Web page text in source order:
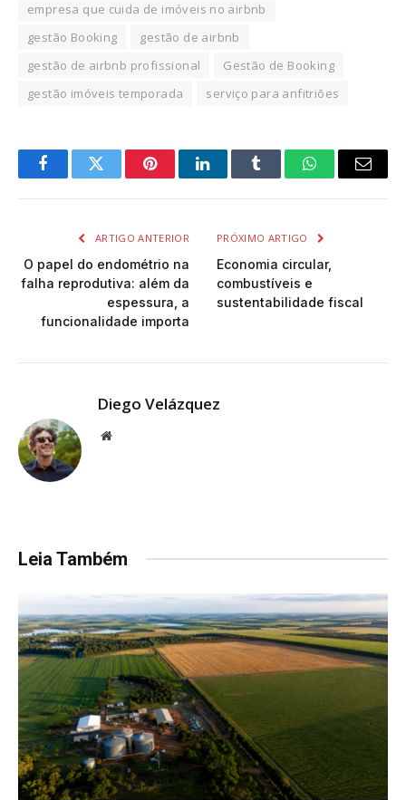
empresa que cuida de imóveis no airbnb
gestão Booking
gestão de airbnb
gestão de airbnb profissional
Gestão de Booking
gestão imóveis temporada
serviço para anfitriões
FacebookTwitter PinterestLinkedInTumblr WhatsAppEmail
ARTIGO ANTERIOR
O papel do endométrio na
falha reprodutiva: além da
espessura, a
funcionalidade importa
PRÓXIMO ARTIGO
Economia circular,
combustíveis e
sustentabilidade fiscal
Diego Velázquez
Website
Leia Também